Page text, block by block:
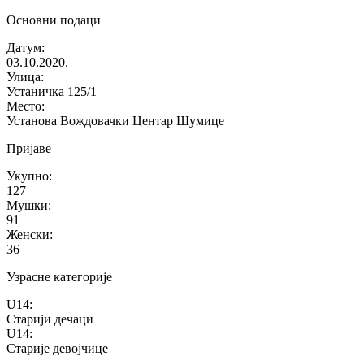
Основни подаци
Датум:
03.10.2020.
Улица:
Устаничка 125/1
Место:
Установа Вождовачки Центар Шумице
Пријаве
Укупно:
127
Мушки:
91
Женски:
36
Узрасне категорије
U14:
Старији дечаци
U14:
Старије девојчице